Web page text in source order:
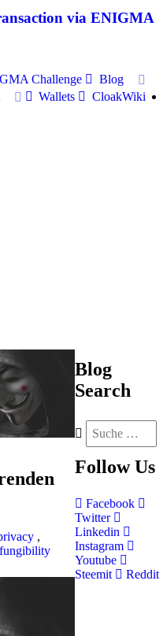
via ENIGMA
Challenge
Blog
Wallets CloakWiki
,
fungibility
Blog
Search
Follow Us
Facebook
Twitter
Linkedin
Instagram
Youtube
Steemit
Reddit